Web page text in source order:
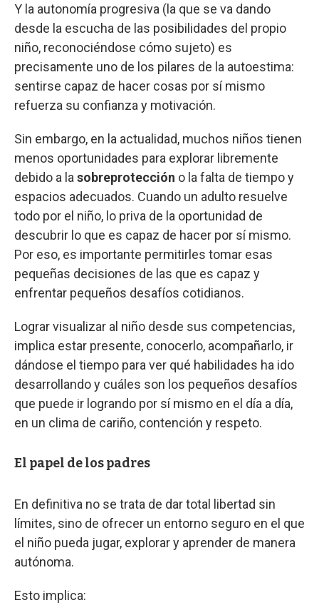
Y la autonomía progresiva (la que se va dando
desde la escucha de las posibilidades del propio
niño, reconociéndose cómo sujeto) es
precisamente uno de los pilares de la autoestima:
sentirse capaz de hacer cosas por sí mismo
refuerza su confianza y motivación.
Sin embargo, en la actualidad, muchos niños tienen
menos oportunidades para explorar libremente
debido a la sobreprotección o la falta de tiempo y
espacios adecuados. Cuando un adulto resuelve
todo por el niño, lo priva de la oportunidad de
descubrir lo que es capaz de hacer por sí mismo.
Por eso, es importante permitirles tomar esas
pequeñas decisiones de las que es capaz y
enfrentar pequeños desafíos cotidianos.
Lograr visualizar al niño desde sus competencias,
implica estar presente, conocerlo, acompañarlo, ir
dándose el tiempo para ver qué habilidades ha ido
desarrollando y cuáles son los pequeños desafíos
que puede ir logrando por sí mismo en el día a día,
en un clima de cariño, contención y respeto.
El papel de los padres
En definitiva no se trata de dar total libertad sin
límites, sino de ofrecer un entorno seguro en el que
el niño pueda jugar, explorar y aprender de manera
autónoma.
Esto implica: